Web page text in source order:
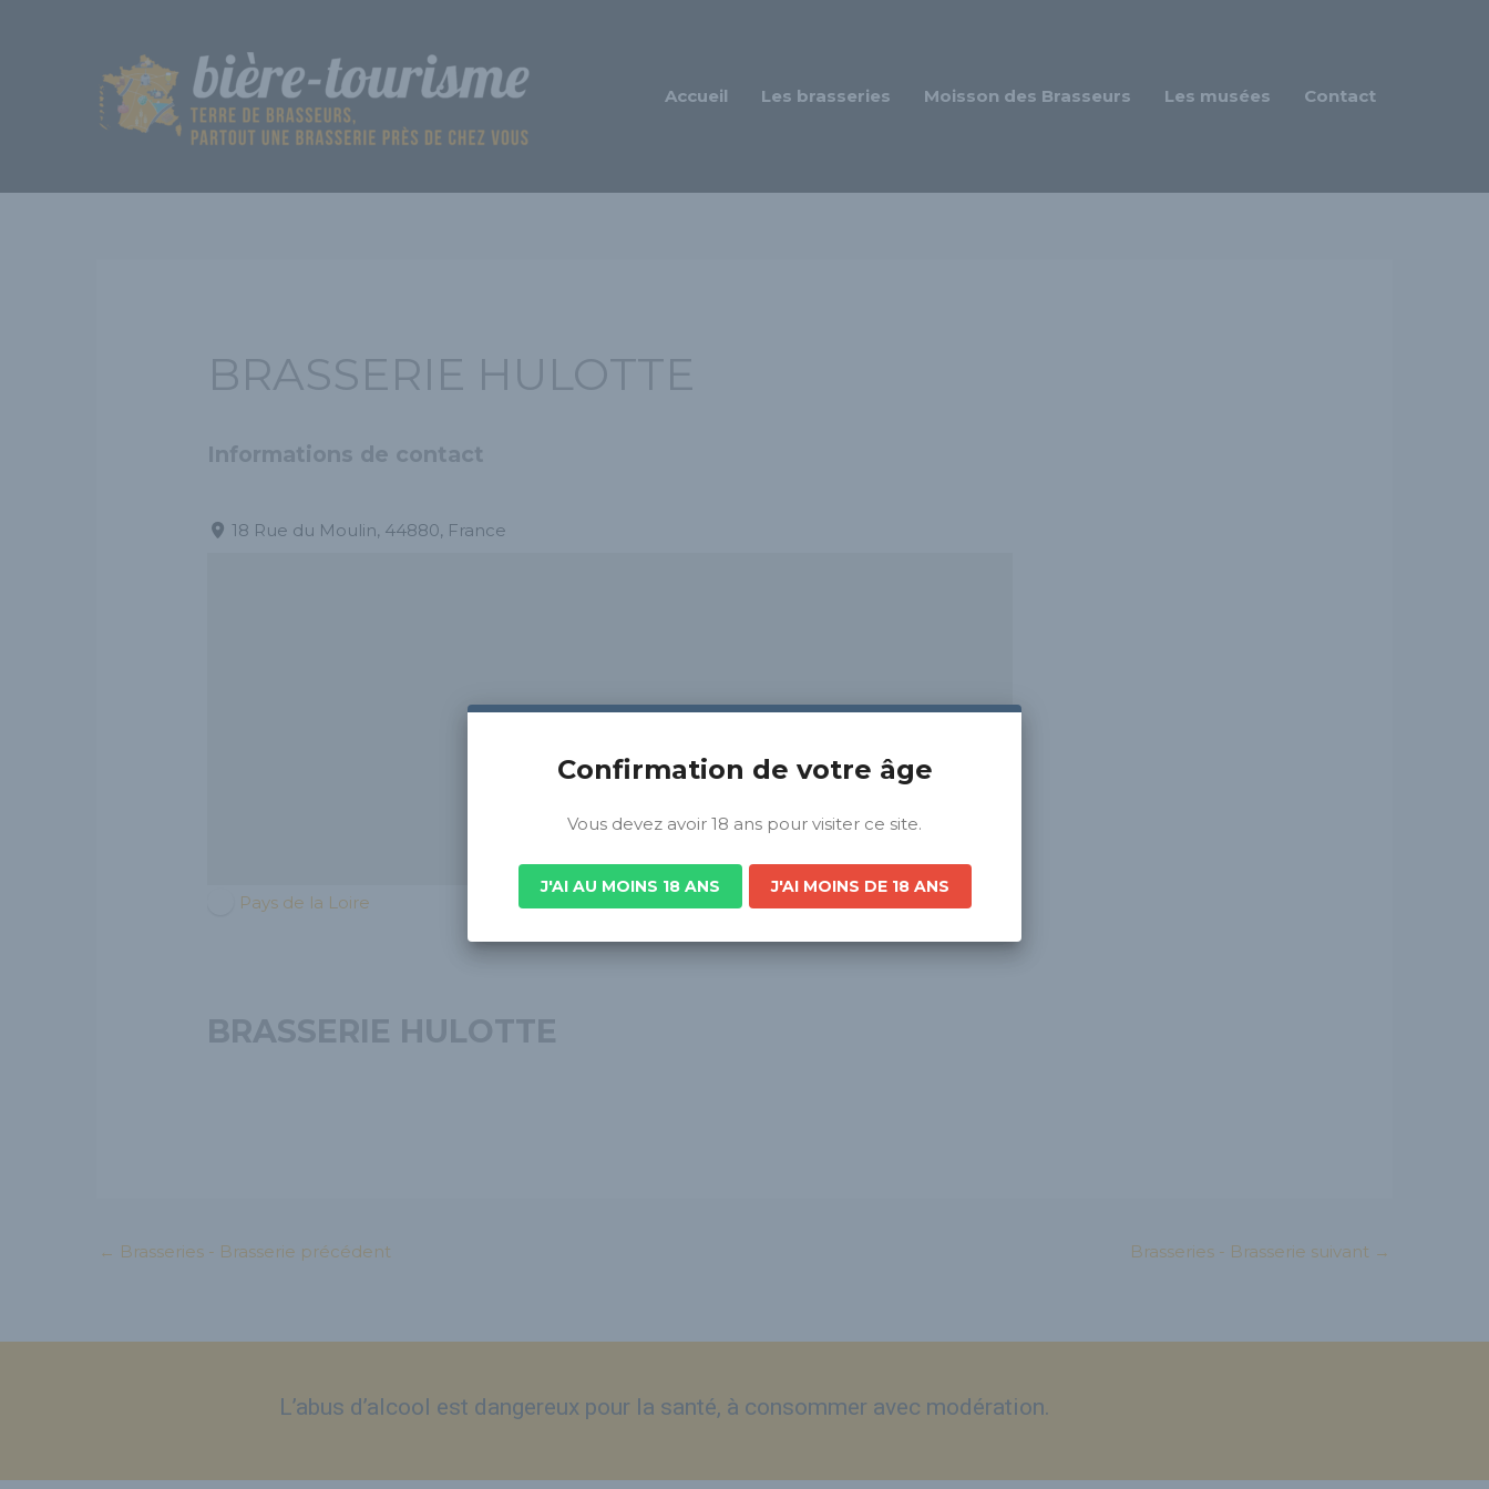
Accueil
Les brasseries Moisson des Brasseurs Les musées Contact
BRASSERIE HULOTTE
Informations de contact
18 Rue du Moulin, 44880, France
Pays de la Loire
BRASSERIE HULOTTE
← Brasseries - Brasserie précédent Brasseries - Brasserie suivant →
L’abus d’alcool est dangereux pour la santé, à consommer avec modération.
Confirmation de votre âge
Vous devez avoir 18 ans pour visiter ce site.
J'AI AU MOINS 18 ANS J'AI MOINS DE 18 ANS